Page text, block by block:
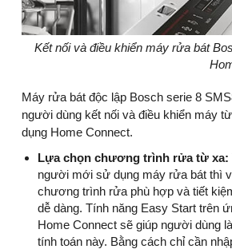
Kết nối và điều khiển máy rửa bát
Máy rửa bát độc lập Bosch serie 8
người dùng kết nối và điều khiển máy
dụng Home Connect.
Lựa chọn chương trình rửa từ xa:
người mới sử dụng máy rửa bát thì
chương trình rửa phù hợp và tiết
dễ dàng. Tính năng Easy Start trên
Home Connect sẽ giúp người dùng
tính toán này. Bằng cách chỉ cần